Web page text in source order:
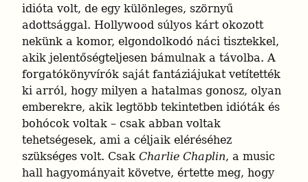
idióta volt, de egy különleges, szörnyű
adottsággal. Hollywood súlyos kárt okozott
nekünk a komor, elgondolkodó náci tisztekkel,
akik jelentőségteljesen bámulnak a távolba. A
forgatókönyvírók saját fantáziájukat vetítették
ki arról, hogy milyen a hatalmas gonosz, olyan
emberekre, akik legtöbb tekintetben idióták és
bohócok voltak – csak abban voltak
tehetségesek, ami a céljaik eléréséhez
szükséges volt. Csak Charlie Chaplin, a music
hall hagyományait követve, értette meg, hogy